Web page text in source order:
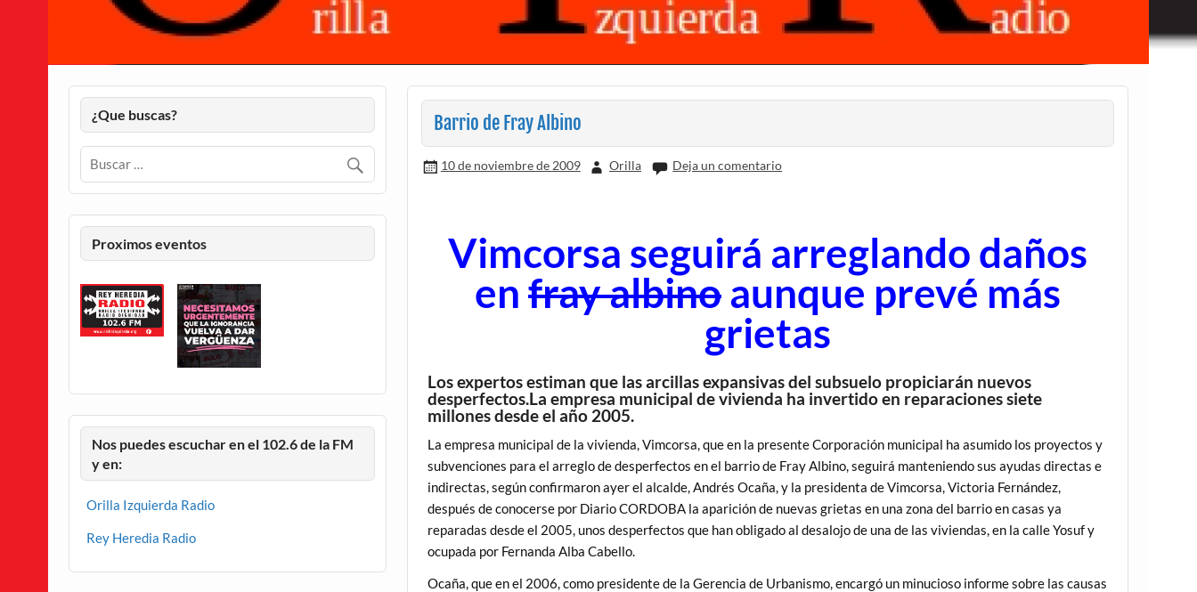
Barrio de Fray Albino
10 de noviembre de 2009 Orilla Deja un comentario
Vimcorsa seguirá arreglando daños
enfray albinoaunque prevé más
grietas
Los expertos estiman que las arcillas expansivas del subsuelo propiciarán nuevos
desperfectos.La empresa municipal de vivienda ha invertido en reparaciones siete
millones desde el año 2005.
La empresa municipal de la vivienda, Vimcorsa, que en la presente Corporación municipal ha asumido los proyectos y
subvenciones para el arreglo de desperfectos en el barrio de Fray Albino, seguirá manteniendo sus ayudas directas e
indirectas, según confirmaron ayer el alcalde, Andrés Ocaña, y la presidenta de Vimcorsa, Victoria Fernández,
después de conocerse por Diario CORDOBA la aparición de nuevas grietas en una zona del barrio en casas ya
reparadas desde el 2005, unos desperfectos que han obligado al desalojo de una de las viviendas, en la calle Yosuf y
ocupada por Fernanda Alba Cabello.
Ocaña, que en el 2006, como presidente de la Gerencia de Urbanismo, encargó un minucioso informe sobre las causas
¿Que buscas?
Proximos eventos
Nos puedes escuchar en el 102.6 de la FM
y en:
Orilla Izquierda Radio
Rey Heredia Radio